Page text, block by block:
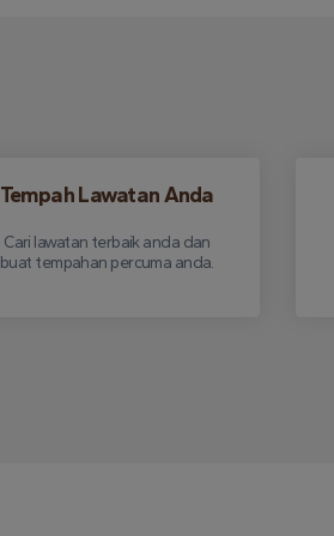
Tempah Lawatan Anda
Cari lawatan terbaik anda dan
buat tempahan percuma anda.